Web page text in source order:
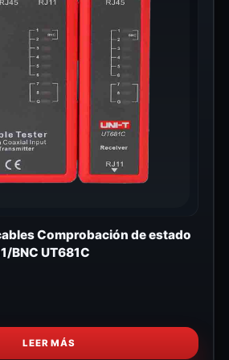
Comprobación de estado
BNC UT681C
LEER MÁS